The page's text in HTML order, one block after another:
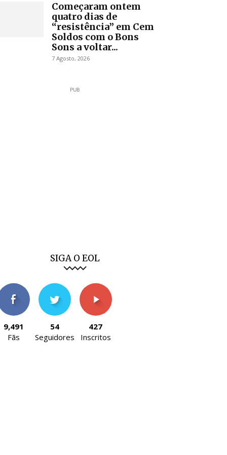
Começaram ontem
quatro dias de
“resistência” em Cem
Soldos com o Bons
Sons a voltar...
7 Agosto, 2026
PUB
SIGA O EOL
9,491
Fãs
54
Seguidores
427
Inscritos